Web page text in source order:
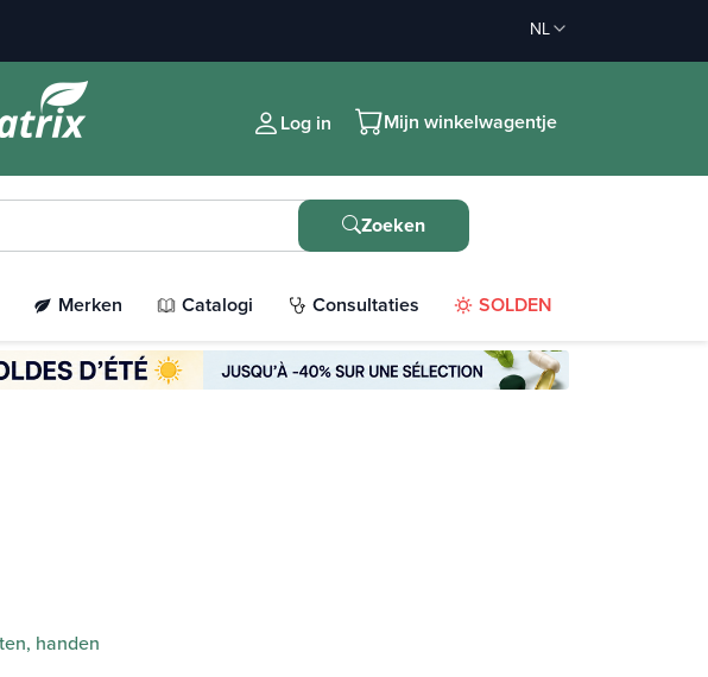
NL
Log in Mijn winkelwagentje
Zoeken
Merken Catalogi Consultaties SOLDEN
handen